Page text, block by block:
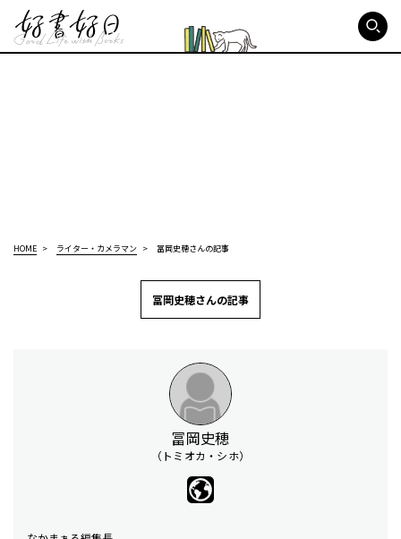
HOME ライター・カメラマン 冨岡史穂さんの記事
冨岡史穂さんの記事
冨岡史穂
（トミオカ・シホ）